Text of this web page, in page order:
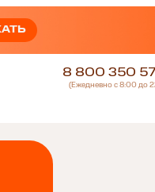
8 800 350
(Ежедневно с 8:00 до